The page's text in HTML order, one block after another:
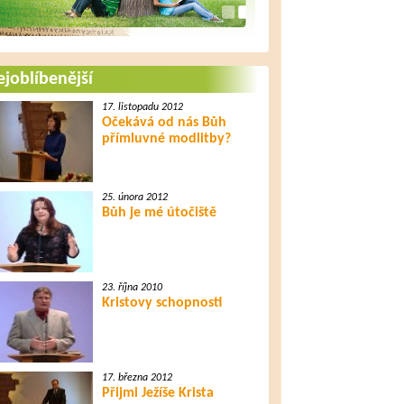
17. listopadu 2012
Očekává od nás Bůh
přímluvné modlitby?
25. února 2012
Bůh je mé útočiště
23. října 2010
Kristovy schopnosti
17. března 2012
Přijmi Ježíše Krista